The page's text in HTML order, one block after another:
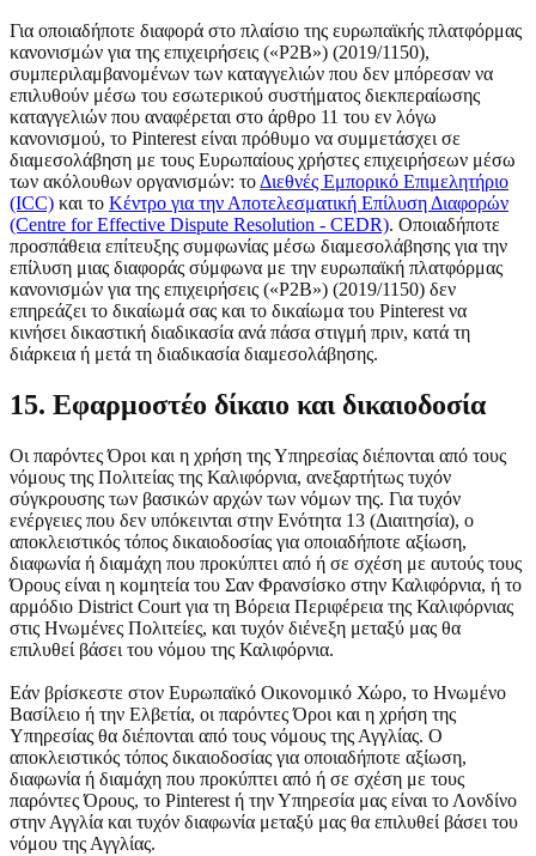
Για οποιαδήποτε διαφορά στο πλαίσιο της ευρωπαϊκής πλατφόρμας
κανονισμών για της επιχειρήσεις («P2B») (2019/1150),
συμπεριλαμβανομένων των καταγγελιών που δεν μπόρεσαν να
επιλυθούν μέσω του εσωτερικού συστήματος διεκπεραίωσης
καταγγελιών που αναφέρεται στο άρθρο 11 του εν λόγω
κανονισμού, το Pinterest είναι πρόθυμο να συμμετάσχει σε
διαμεσολάβηση με τους Ευρωπαίους χρήστες επιχειρήσεων μέσω
των ακόλουθων οργανισμών: τοΔιεθνές Εμπορικό Επιμελητήριο
(ICC) και το Κέντρο για την Αποτελεσματική Επίλυση Διαφορών
(Centre for Effective Dispute Resolution - CEDR). Οποιαδήποτε
προσπάθεια επίτευξης συμφωνίας μέσω διαμεσολάβησης για την
επίλυση μιας διαφοράς σύμφωνα με την ευρωπαϊκή πλατφόρμας
κανονισμών για της επιχειρήσεις («P2B») (2019/1150) δεν
επηρεάζει το δικαίωμά σας και το δικαίωμα του Pinterest να
κινήσει δικαστική διαδικασία ανά πάσα στιγμή πριν, κατά τη
διάρκεια ή μετά τη διαδικασία διαμεσολάβησης.
15. Εφαρμοστέο δίκαιο και δικαιοδοσία
Οι παρόντες Όροι και η χρήση της Υπηρεσίας διέπονται από τους
νόμους της Πολιτείας της Καλιφόρνια, ανεξαρτήτως τυχόν
σύγκρουσης των βασικών αρχών των νόμων της. Για τυχόν
ενέργειες που δεν υπόκεινται στην Ενότητα 13 (Διαιτησία), ο
αποκλειστικός τόπος δικαιοδοσίας για οποιαδήποτε αξίωση,
διαφωνία ή διαμάχη που προκύπτει από ή σε σχέση με αυτούς τους
Όρους είναι η κομητεία του Σαν Φρανσίσκο στην Καλιφόρνια, ή το
αρμόδιο District Court για τη Βόρεια Περιφέρεια της Καλιφόρνιας
στις Ηνωμένες Πολιτείες, και τυχόν διένεξη μεταξύ μας θα
επιλυθεί βάσει του νόμου της Καλιφόρνια.
Εάν βρίσκεστε στον Ευρωπαϊκό Οικονομικό Χώρο, το Ηνωμένο
Βασίλειο ή την Ελβετία, οι παρόντες Όροι και η χρήση της
Υπηρεσίας θα διέπονται από τους νόμους της Αγγλίας. Ο
αποκλειστικός τόπος δικαιοδοσίας για οποιαδήποτε αξίωση,
διαφωνία ή διαμάχη που προκύπτει από ή σε σχέση με τους
παρόντες Όρους, το Pinterest ή την Υπηρεσία μας είναι το Λονδίνο
στην Αγγλία και τυχόν διαφωνία μεταξύ μας θα επιλυθεί βάσει του
νόμου της Αγγλίας.